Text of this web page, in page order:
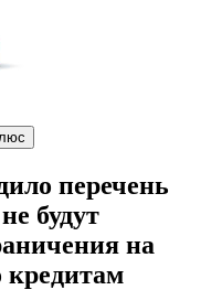
перечень
будут
на